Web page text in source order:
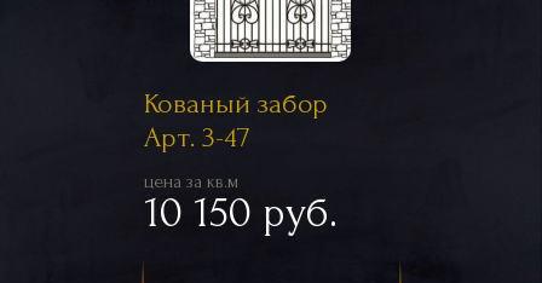
Кованый забор
Арт. 3-47
цена за кв.м
10 150 руб.